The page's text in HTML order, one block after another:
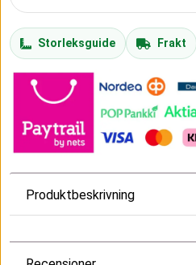
Storleksguide Frakt
Produktbeskrivning